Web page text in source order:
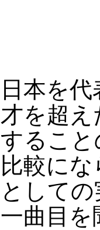
日本を
才を超
するこ
比較に
として
一曲目